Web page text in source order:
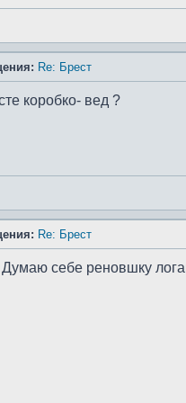
Re: Брест
коробко- вед ?
Re: Брест
Думаю себе реновшку